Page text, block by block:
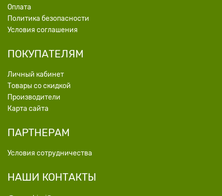
Оплата
Политика безопасности
Условия соглашения
ПОКУПАТЕЛЯМ
Личный кабинет
Товары со скидкой
Производители
Карта сайта
ПАРТНЕРАМ
Условия сотрудничества
НАШИ КОНТАКТЫ